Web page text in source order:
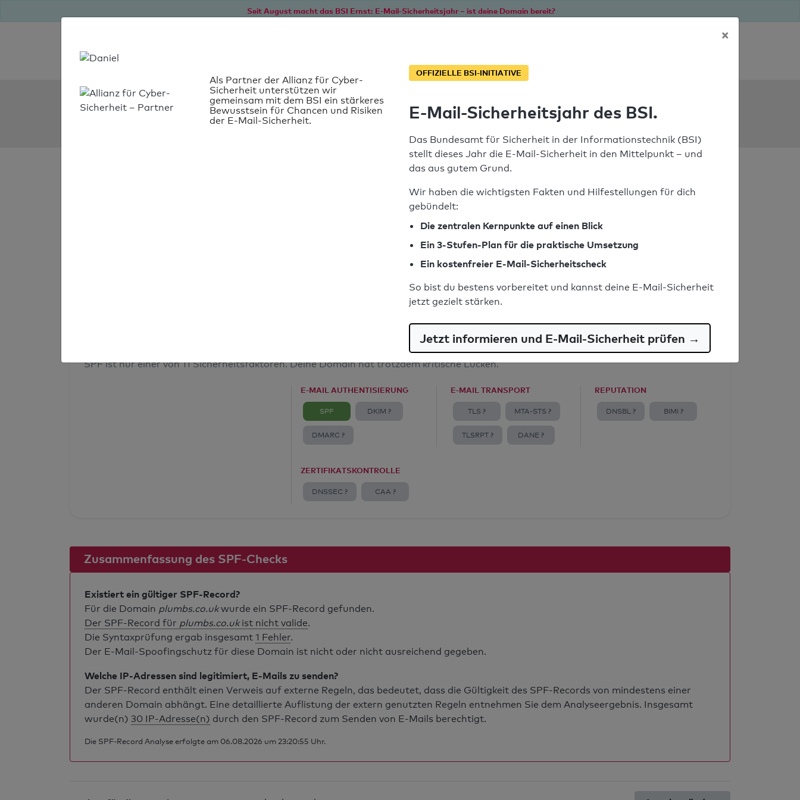
Seit August macht das BSI Ernst: E-Mail-Sicherheitsjahr – ist deine Domain bereit?
SPF Check:
Syntaxprüfung: 1 Fehler
SPF ist nur einer von 11 Sicherheitsfaktoren. Deine Domain hat trotzdem kritische Lücken.
E-MAIL AUTHENTISIERUNG
SPF DKIM ?
DMARC ?
E-MAIL TRANSPORT
TLS ? MTA-STS ?
TLSRPT ? DANE ?
REPUTATION
DNSBL ? BIMI ?
ZERTIFIKATSKONTROLLE
DNSSEC ? CAA ?
Zusammenfassung des SPF-Checks
Existiert ein gültiger SPF-Record?
Für die Domain plumbs.co.ukwurde ein SPF-Record gefunden.
Der SPF-Record für plumbs.co.ukist nicht valide.
Die Syntaxprüfung ergab insgesamt 1 Fehler.
Der E-Mail-Spoofingschutz für diese Domain ist nicht oder nicht ausreichend gegeben.
Welche IP-Adressen sind legitimiert, E-Mails zu senden?
Der SPF-Record enthält einen Verweis auf externe Regeln, das bedeutet, dass die Gültigkeit des SPF-Records von mindestens einer
anderen Domain abhängt. Eine detaillierte Auflistung der extern genutzten Regeln entnehmen Sie dem Analyseergebnis. Insgesamt
wurde(n) 30 IP-Adresse(n) durch den SPF-Record zum Senden von E-Mails berechtigt.
Die SPF-Record Analyse erfolgte am 06.08.2026 um 23:20:55 Uhr.
×
Als Partner der Allianz für Cyber-
Sicherheit unterstützen wir
gemeinsam mit dem BSI ein stärkeres
Bewusstsein für Chancen und Risiken
der E-Mail-Sicherheit.
OFFIZIELLE BSI-INITIATIVE
E-Mail-Sicherheitsjahr des BSI.
Das Bundesamt für Sicherheit in der Informationstechnik (BSI)
stellt dieses Jahr die E-Mail-Sicherheit in den Mittelpunkt – und
das aus gutem Grund.
Wir haben die wichtigsten Fakten und Hilfestellungen für dich
gebündelt:
Die zentralen Kernpunkte auf einen Blick
Ein 3-Stufen-Plan für die praktische Umsetzung
Ein kostenfreier E-Mail-Sicherheitscheck
So bist du bestens vorbereitet und kannst deine E-Mail-Sicherheit
jetzt gezielt stärken.
Jetzt informieren und E-Mail-Sicherheit prüfen →